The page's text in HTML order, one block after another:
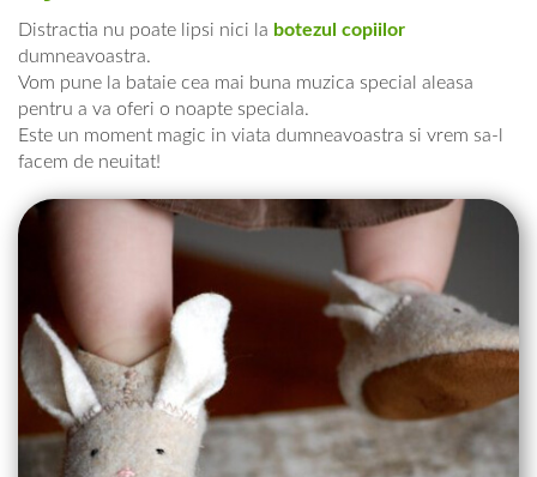
Distractia nu poate lipsi nici la botezul copiilor
dumneavoastra.
Vom pune la bataie cea mai buna muzica special aleasa
pentru a va oferi o noapte speciala.
Este un moment magic in viata dumneavoastra si vrem sa-l
facem de neuitat!